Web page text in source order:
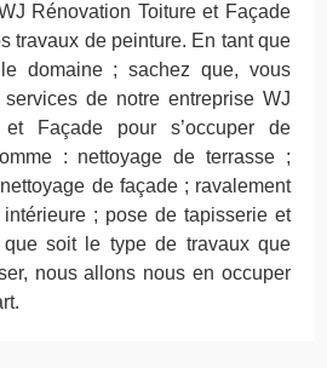
Rénovation Toiture et Façade
travaux de peinture. En tant que
domaine ; sachez que, vous
de notre entreprise WJ
et Façade pour s’occuper de
: nettoyage de terrasse ;
de façade ; ravalement
; pose de tapisserie et
soit le type de travaux que
nous allons nous en occuper